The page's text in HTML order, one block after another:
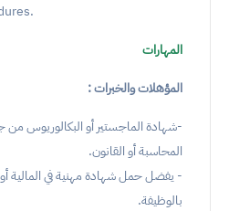
المهارات
المؤهلات والخبرات :
-شهادة الماجستير أو البكالوريوس من
المحاسبة أو القانون.
- يفضل حمل شهادة مهنية في المالية
بالوظيفة.